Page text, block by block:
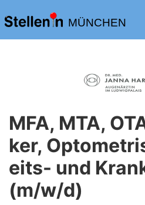
MÜNCHEN
MFA, MTA,
ker,
eits- und
(m/w/d)